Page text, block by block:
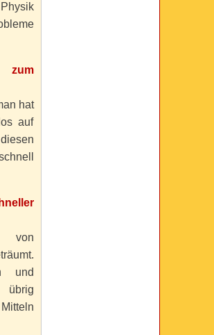
zum
hat
auf
von
und
übrig